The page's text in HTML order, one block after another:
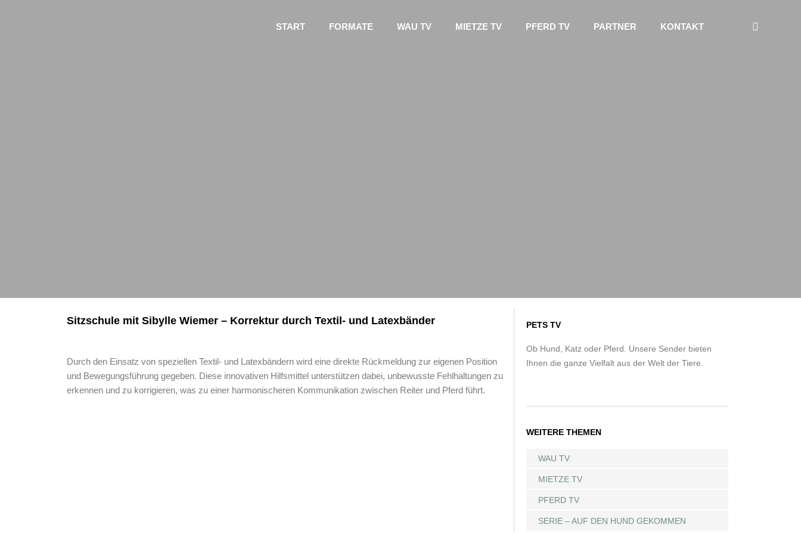
START FORMATE WAU TV MIETZE TV PFERD TV PARTNER KONTAKT
Sitzschule mit Sibylle Wiemer – Korrektur durch Textil- und Latexbänder
Durch den Einsatz von speziellen Textil- und Latexbändern wird eine direkte Rückmeldung zur eigenen Position
und Bewegungsführung gegeben. Diese innovativen Hilfsmittel unterstützen dabei, unbewusste Fehlhaltungen zu
erkennen und zu korrigieren, was zu einer harmonischeren Kommunikation zwischen Reiter und Pferd führt.
PETS TV
Ob Hund, Katz oder Pferd. Unsere Sender bieten
Ihnen die ganze Vielfalt aus der Welt der Tiere.
WEITERE THEMEN
WAU TV
MIETZE TV
PFERD TV
SERIE – AUF DEN HUND GEKOMMEN